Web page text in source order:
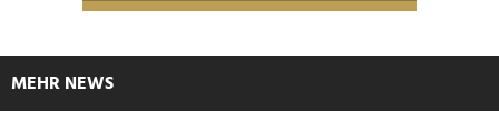
MEHR NEWS